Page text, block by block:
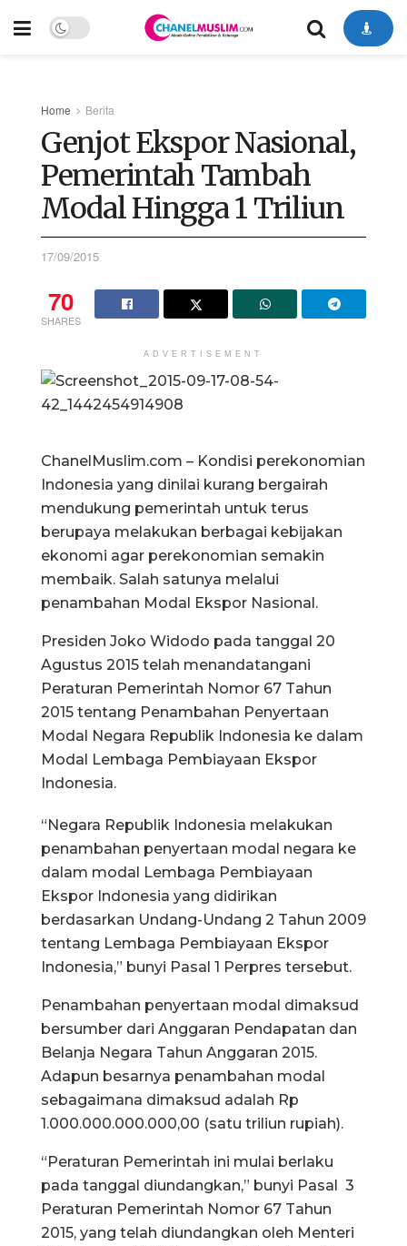
Home Berita
Genjot Ekspor Nasional,
Pemerintah Tambah
Modal Hingga 1 Triliun
17/09/2015
70
SHARES
ADVERTISEMENT
ChanelMuslim.com – Kondisi perekonomian
Indonesia yang dinilai kurang bergairah
mendukung pemerintah untuk terus
berupaya melakukan berbagai kebijakan
ekonomi agar perekonomian semakin
membaik. Salah satunya melalui
penambahan Modal Ekspor Nasional.
Presiden Joko Widodo pada tanggal 20
Agustus 2015 telah menandatangani
Peraturan Pemerintah Nomor 67 Tahun
2015 tentang Penambahan Penyertaan
Modal Negara Republik Indonesia ke dalam
Modal Lembaga Pembiayaan Ekspor
Indonesia.
“Negara Republik Indonesia melakukan
penambahan penyertaan modal negara ke
dalam modal Lembaga Pembiayaan
Ekspor Indonesia yang didirikan
berdasarkan Undang-Undang 2 Tahun 2009
tentang Lembaga Pembiayaan Ekspor
Indonesia,” bunyi Pasal 1 Perpres tersebut.
Penambahan penyertaan modal dimaksud
bersumber dari Anggaran Pendapatan dan
Belanja Negara Tahun Anggaran 2015.
Adapun besarnya penambahan modal
sebagaimana dimaksud adalah Rp
1.000.000.000.000,00 (satu triliun rupiah).
“Peraturan Pemerintah ini mulai berlaku
pada tanggal diundangkan,” bunyi Pasal 3
Peraturan Pemerintah Nomor 67 Tahun
2015, yang telah diundangkan oleh Menteri